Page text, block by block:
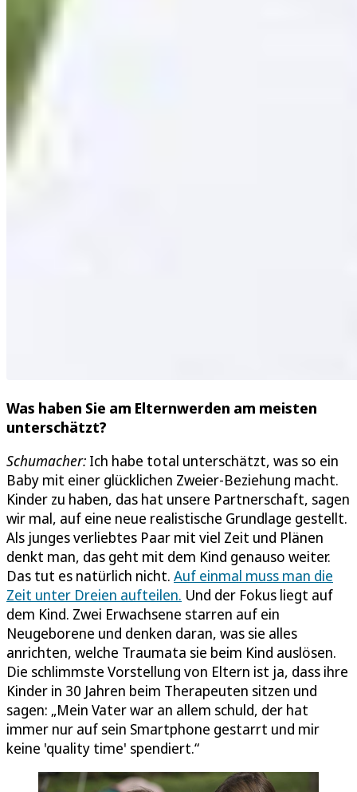
Was haben Sie am Elternwerden am meisten
unterschätzt?
Schumacher: Ich habe total unterschätzt, was so ein
Baby mit einer glücklichen Zweier-Beziehung macht.
Kinder zu haben, das hat unsere Partnerschaft, sagen
wir mal, auf eine neue realistische Grundlage gestellt.
Als junges verliebtes Paar mit viel Zeit und Plänen
denkt man, das geht mit dem Kind genauso weiter.
Das tut es natürlich nicht. Auf einmal muss man die
Zeit unter Dreien aufteilen. Und der Fokus liegt auf
dem Kind. Zwei Erwachsene starren auf ein
Neugeborene und denken daran, was sie alles
anrichten, welche Traumata sie beim Kind auslösen.
Die schlimmste Vorstellung von Eltern ist ja, dass ihre
Kinder in 30 Jahren beim Therapeuten sitzen und
sagen: „Mein Vater war an allem schuld, der hat
immer nur auf sein Smartphone gestarrt und mir
keine 'quality time' spendiert.“